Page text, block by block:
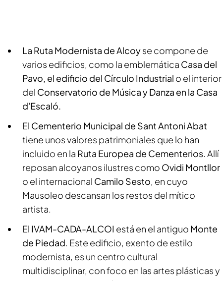
La Ruta Modernista de Alcoyse compone de
varios edificios, como la emblemática Casa del
Pavo, el edificio del Círculo Industrial o el interior
del Conservatorio de Música y Danza en la Casa
d'Escaló.
El Cementerio Municipal de Sant Antoni Abat
tiene unos valores patrimoniales que lo han
incluido en la Ruta Europea de Cementerios. Allí
reposan alcoyanos ilustres como Ovidi Montllor
o el internacional Camilo Sesto, en cuyo
Mausoleo descansan los restos del mítico
artista.
El IVAM-CADA-ALCOI está en el antiguo Monte
de Piedad. Este edificio, exento de estilo
modernista, es un centro cultural
multidisciplinar, con foco en las artes plásticas y